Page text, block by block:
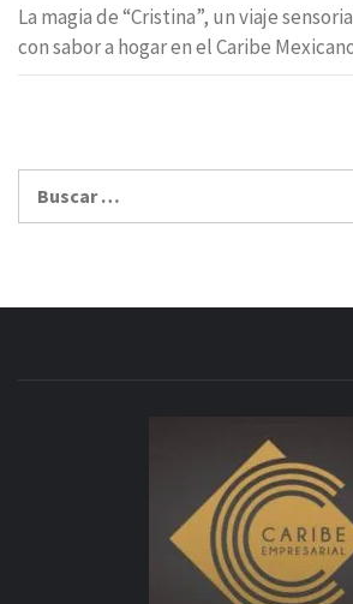
La magia de “Cristina”, un viaje
con sabor a hogar en el Caribe